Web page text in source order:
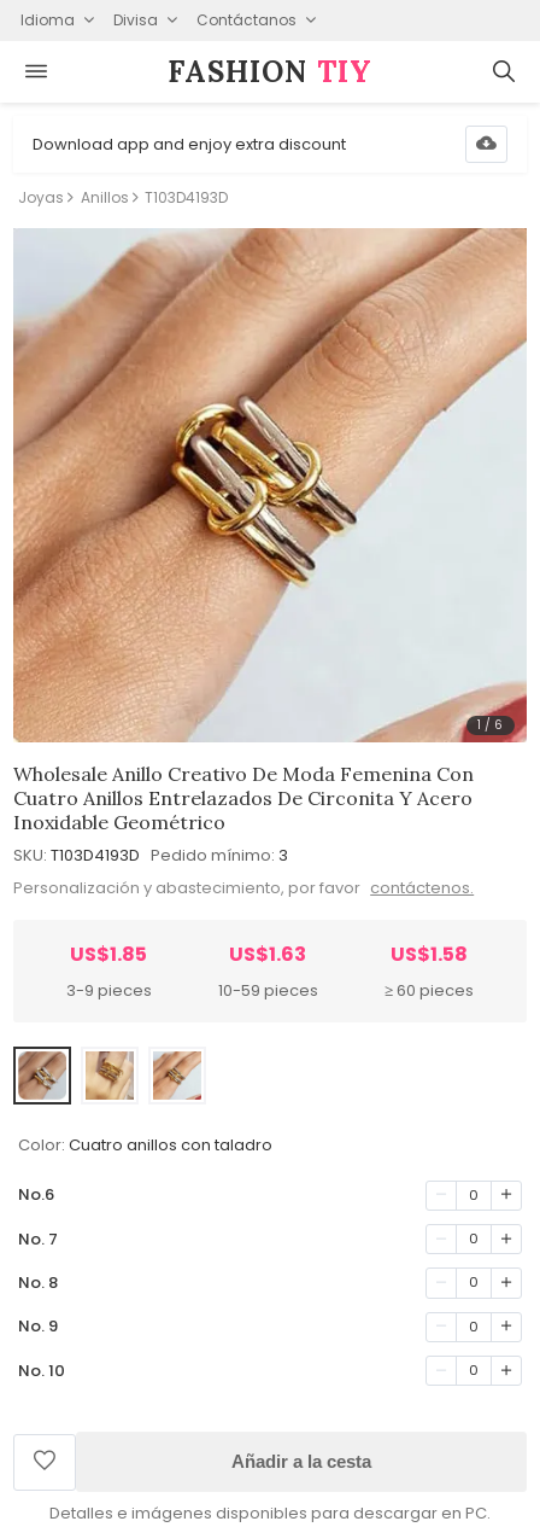
Idioma Divisa Contáctanos
FASHION⁠ TIY
Download app and enjoy extra discount
Joyas Anillos T103D4193D
1 / 6
Wholesale Anillo Creativo De Moda Femenina Con
Cuatro Anillos Entrelazados De Circonita Y Acero
Inoxidable Geométrico
SKU: T103D4193D Pedido mínimo: 3
Personalización y abastecimiento, por favor contáctenos.
US$1.85
3-9 pieces
US$1.63
10-59 pieces
US$1.58
≥ 60 pieces
Color: Cuatro anillos con taladro
No.6 0
No. 7 0
No. 8 0
No. 9 0
No. 10 0
Añadir a la cesta
Detalles e imágenes disponibles para descargar en PC.